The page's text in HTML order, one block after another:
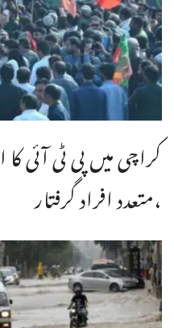
کراچی میں پی ٹی آئی
،متعدد افراد گرفتار